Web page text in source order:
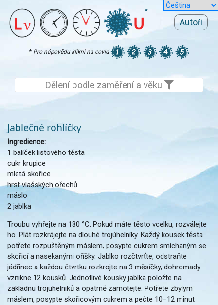
Autoři
* Pro nápovědu klikni na covid
Dělení podle zaměření a věku
Jablečné rohlíčky
Ingredience:
1 balíček listového těsta
cukr krupice
mletá skořice
hrst vlašských ořechů
máslo
2 jablka
Troubu vyhřejte na 180 °C. Pokud máte těsto vcelku, rozválejte
ho. Plát rozkrájejte na dlouhé trojúhelníky. Každý kousek těsta
potřete rozpuštěným máslem, posypte cukrem smíchaným se
skořicí a nasekanými oříšky. Jablko rozčtvrťte, odstraňte
jádřinec a každou čtvrtku rozkrojte na 3 měsíčky, dohromady
vznikne 12 kousků. Jednotlivé kousky jablka položte na
základnu trojúhelníků a opatrně zamotejte. Potřete zbylým
máslem, posypte skořicovým cukrem a pečte 10–12 minut